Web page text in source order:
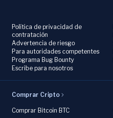
Política de privacidad de
contratación
Advertencia de riesgo
Para autoridades competentes
Programa Bug Bounty
Escribe para nosotros
Comprar Cripto
Comprar Bitcoin BTC